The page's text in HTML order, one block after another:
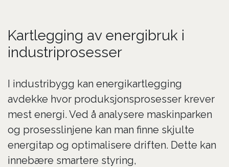
Kartlegging av energibruk i
industriprosesser
I industribygg kan energikartlegging
avdekke hvor produksjonsprosesser krever
mest energi. Ved å analysere maskinparken
og prosesslinjene kan man finne skjulte
energitap og optimalisere driften. Dette kan
innebære smartere styring,